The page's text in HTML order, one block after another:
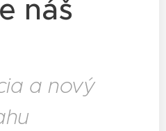
náš
a nový